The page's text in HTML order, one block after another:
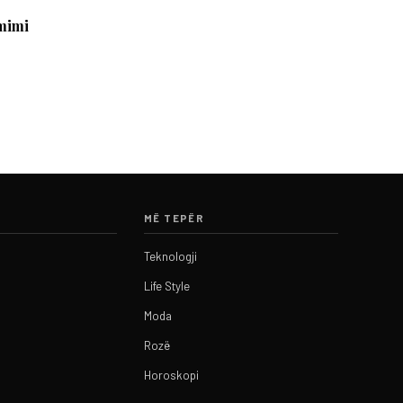
MË TEPËR
Teknologji
Life Style
Moda
Rozë
Horoskopi